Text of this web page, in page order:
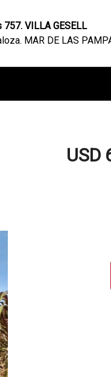
VILLA GESELL
MAR DE LAS
USD